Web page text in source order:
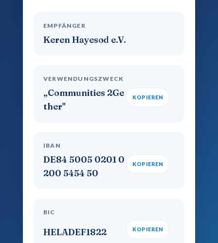
EMPFÄNGER
Keren Hayesod e.V.
VERWENDUNGSZWECK
„Communities 2Ge
ther"
KOPIEREN
IBAN
DE84 5005 0201 0
200 5454 50
KOPIEREN
BIC
HELADEF1822 KOPIEREN